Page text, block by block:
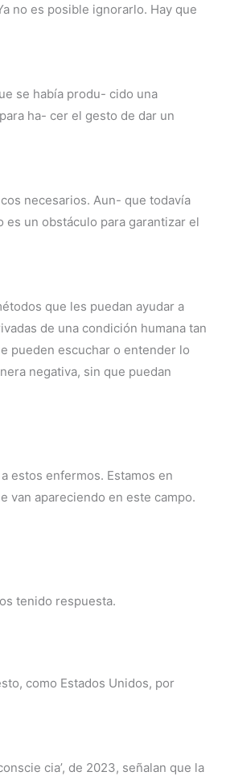
no es posible ignorarlo. Hay que
se había produ- cido una
ha- cer el gesto de dar un
necesarios. Aun- que todavía
un obstáculo para garantizar el
que les puedan ayudar a
de una condición humana tan
pueden escuchar o entender lo
negativa, sin que puedan
estos enfermos. Estamos en
van apareciendo en este campo.
tenido respuesta.
como Estados Unidos, por
cia’, de 2023, señalan que la